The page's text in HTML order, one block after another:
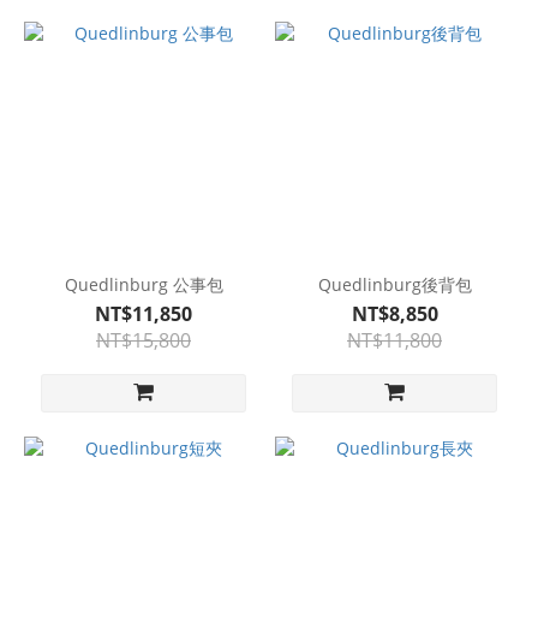
Quedlinburg 公事包
NT$11,850
NT$15,800
Quedlinburg後背包
NT$8,850
NT$11,800